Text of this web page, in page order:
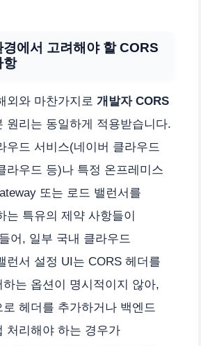
경에서 고려해야 할 CORS
항
외와 마찬가지로 개발자 CORS
원리는 동일하게 적용받습니다.
우드 서비스(네이버 클라우드
라우드 등)나 특정 온프레미스
또는 로드 밸런서를
는 특유의 제약 사항들이
어, 일부 국내 클라우드
런서 설정 UI는 CORS 헤더를
는 옵션이 명시적이지 않아,
헤더를 추가하거나 백엔드
처리해야 하는 경우가